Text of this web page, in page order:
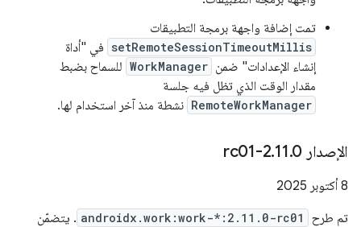
تمت إضافة واجهة برمجة التطبيقات
setRemoteSessionTimeoutMillis في "أداة
إنشاء الإعدادات" ضمن WorkManager للسماح بضبط
مقدار الوقت الذي تظل فيه جلسة
RemoteWorkManager نشطة منذ آخر استخدام لها.
الإصدار 2 .11.0-rc01
‫8 أكتوبر 2025
تم طرح
androidx.work:work-*:2.11.0-rc01 . يتضمّن